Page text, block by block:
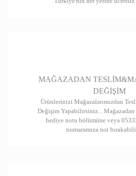
MAĞAZADAN
DEĞİŞİM
Ürünlerinizi Mağazalarımızdan
Değişim Yapabilirsiniz...
hediye notu bölümüne veya
numaramıza not